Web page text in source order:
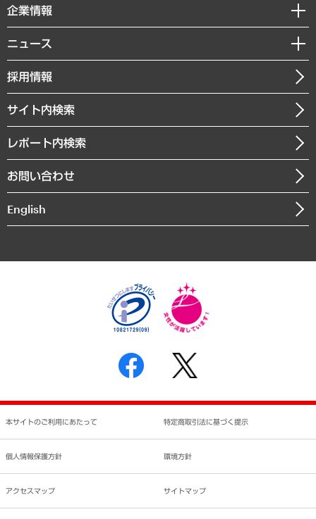
共生・ダイバーシティ
GRC（ガバナンス・リスク・コンプライアンス）・防災（政策）
経済・産業・雇用・労働
まちづくり・観光・交通・スポーツ・スマートシティ
自然資源・農林水産業・食料システム
コラム
経営用語集
受託・受注実績（官公庁関連）
メディア掲載・出演
セミナー・イベント情報
MUFGビジネスセミナー
受託案件情報
企業情報
私たちの想い
社長メッセージ
会社概要
沿革
組織図・本部部室紹介
インドネシア現地法人
個人情報保護方針
反社会的勢力に対する基本方針
書面による個人情報の開示等の請求の手続きについて
ニュース
ニュースリリース
お知らせ
採用情報
サイト内検索
レポート内検索
お問い合わせ
English
本サイトのご利用にあたって 特定商取引法に基づく提示
個人情報保護方針 環境方針
アクセスマップ サイトマップ